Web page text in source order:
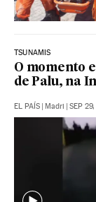
TSUNAMIS
O momento
de Palu, na
EL PAÍS | Madri | SEP